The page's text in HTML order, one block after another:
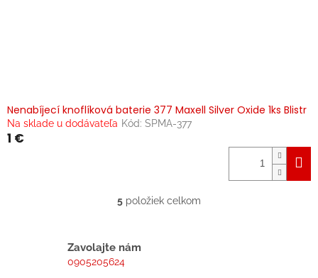
Nenabíjecí knoflíková baterie 377 Maxell Silver Oxide 1ks Blistr
Na sklade u dodávateľa Kód: SPMA-377
1 €
O
5 položiek celkom
Zavolajte nám
0905205624